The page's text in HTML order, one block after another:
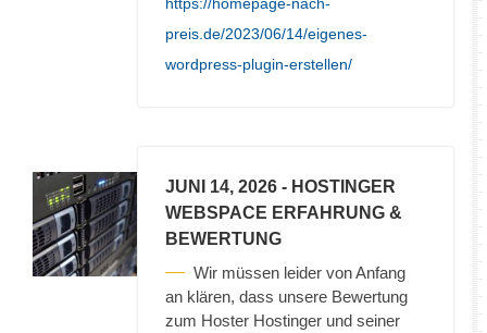
preis.de/2023/06/14/eigenes-
wordpress-plugin-erstellen/
JUNI 14, 2026 - HOSTINGER
WEBSPACE ERFAHRUNG &
BEWERTUNG
Wir müssen leider von Anfang
an klären, dass unsere Bewertung
zum Hoster Hostinger und seiner